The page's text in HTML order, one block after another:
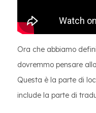
Ora che abbiamo
dovremmo pensare
Questa è la parte di
include la parte di